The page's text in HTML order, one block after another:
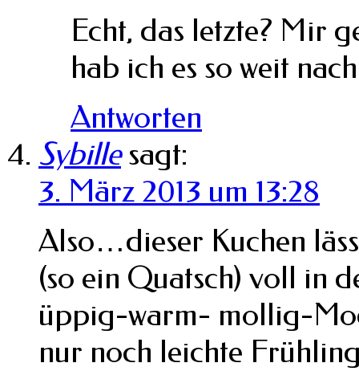
Echt, das letzte? Mir
hab ich es so weit
Antworten
Sybille sagt:
3. März 2013 um 13:28
Also…dieser Kuchen
(so ein Quatsch) voll in
üppig-warm- mollig-
nur noch leichte